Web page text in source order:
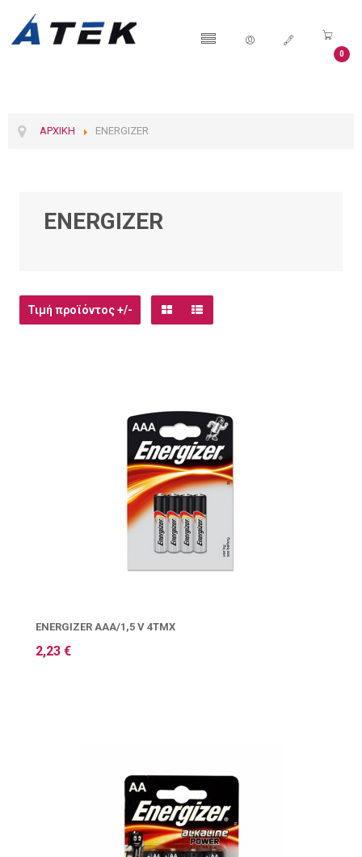
0
ΑΡΧΙΚΉ ENERGIZER
ENERGIZER
Τιμή προϊόντος +/-
ENERGIZER AAA/1,5 V 4ΤΜΧ
2,23 €